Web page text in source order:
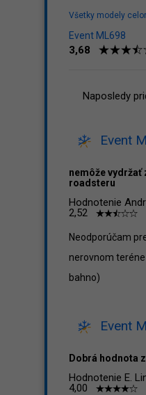
Všetky modely
Event ML698
3,68
Naposledy
Event
nemôže vydržať
roadsteru
Hodnotenie
2,52
Neodporúčam
nerovnom teréne
bahno)
Event
Dobrá hodnota
Hodnotenie E.
4,00